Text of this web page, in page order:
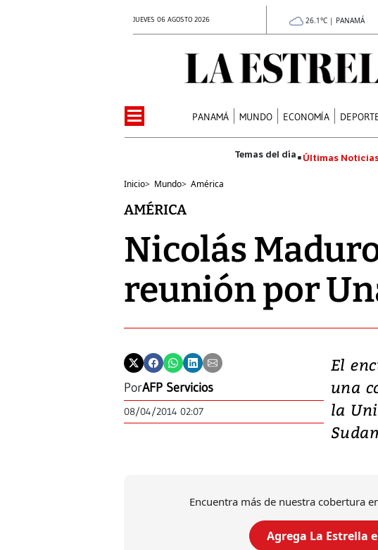
JUEVES 06 AGOSTO 2026 26.1°C | PANAMÁ
PANAMÁ MUNDO ECONOMÍA
Últimas
Inicio> Mundo> América
AMÉRICA
Nicolás
reunión por
PorAFP Servicios
08/04/2014 02:07
El
una
la
Encuentra más de nuestra cobertura
Agrega La Estrella